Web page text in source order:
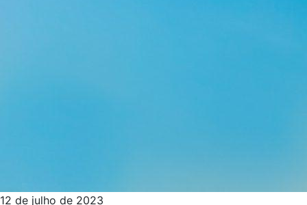
12 de julho de 2023